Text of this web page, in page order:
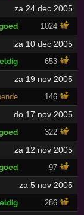
za 24 dec 2005
1024
za 10 dec 2005
653
za 19 nov 2005
146
do 17 nov 2005
322
za 12 nov 2005
97
za 5 nov 2005
286